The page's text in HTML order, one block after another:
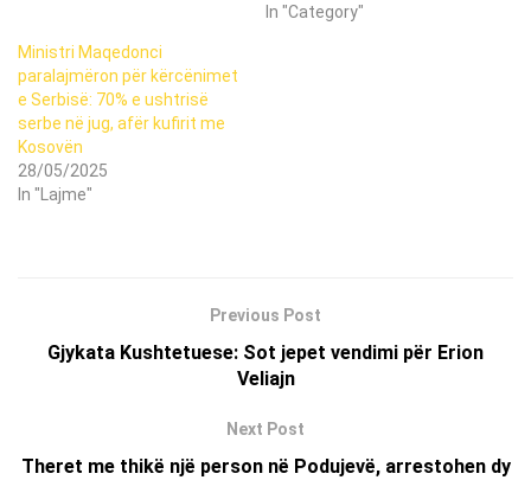
In "Category"
Ministri Maqedonci
paralajmëron për kërcënimet
e Serbisë: 70% e ushtrisë
serbe në jug, afër kufirit me
Kosovën
28/05/2025
In "Lajme"
Previous Post
Gjykata Kushtetuese: Sot jepet vendimi për Erion
Veliajn
Next Post
Theret me thikë një person në Podujevë, arrestohen dy